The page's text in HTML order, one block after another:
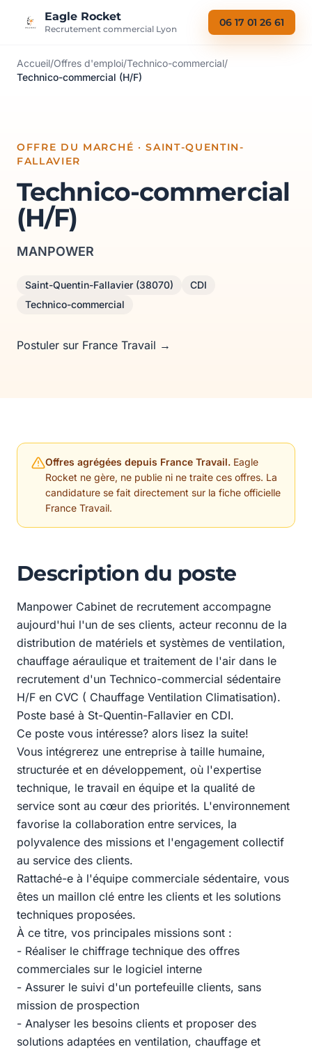
Eagle Rocket
Recrutement commercial Lyon
06 17 01 26 61
Accueil/Offres d'emploi/Technico-commercial/
Technico-commercial (H/F)
OFFRE DU MARCHÉ · SAINT-QUENTIN-
FALLAVIER
Technico-commercial
(H/F)
MANPOWER
Saint-Quentin-Fallavier (38070)
CDI
Technico-commercial
Postuler sur France Travail →
Offres agrégées depuis France Travail. Eagle
Rocket ne gère, ne publie ni ne traite ces offres. La
candidature se fait directement sur la fiche officielle
France Travail.
Description du poste
Manpower Cabinet de recrutement accompagne
aujourd'hui l'un de ses clients, acteur reconnu de la
distribution de matériels et systèmes de ventilation,
chauffage aéraulique et traitement de l'air dans le
recrutement d'un Technico-commercial sédentaire
H/F en CVC ( Chauffage Ventilation Climatisation).
Poste basé à St-Quentin-Fallavier en CDI.
Ce poste vous intéresse? alors lisez la suite!
Vous intégrerez une entreprise à taille humaine,
structurée et en développement, où l'expertise
technique, le travail en équipe et la qualité de
service sont au cœur des priorités. L'environnement
favorise la collaboration entre services, la
polyvalence des missions et l'engagement collectif
au service des clients.
Rattaché-e à l'équipe commerciale sédentaire, vous
êtes un maillon clé entre les clients et les solutions
techniques proposées.
À ce titre, vos principales missions sont :
- Réaliser le chiffrage technique des offres
commerciales sur le logiciel interne
- Assurer le suivi d'un portefeuille clients, sans
mission de prospection
- Analyser les besoins clients et proposer des
solutions adaptées en ventilation, chauffage et